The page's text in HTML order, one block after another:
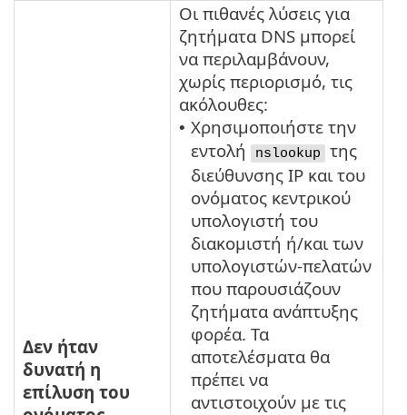
Δεν ήταν
δυνατή η
επίλυση του
Οι πιθανές λύσεις για
ζητήματα DNS μπορεί
να περιλαμβάνουν,
χωρίς περιορισμό, τις
ακόλουθες:
• Χρησιμοποιήστε την
εντολή
nslookup
της
διεύθυνσης IP και του
ονόματος κεντρικού
υπολογιστή του
διακομιστή ή/και των
υπολογιστών-πελατών
που παρουσιάζουν
ζητήματα ανάπτυξης
φορέα. Τα
αποτελέσματα θα
πρέπει να
αντιστοιχούν με τις